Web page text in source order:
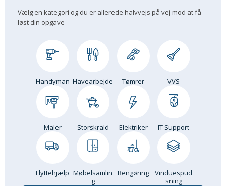
GARTNER
Beplantning
Skadedyr
Andet
RENGØRING
Pletleksikon
Vælg en kategori og du er allerede halvvejs på vej mod at få
løst din opgave
Handyman Havearbejde Tømrer VVS
Maler Storskrald Elektriker IT Support
Flyttehjælp Møbelsamlin
g
Rengøring
Vinduespud
sning